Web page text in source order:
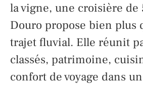
la vigne, une croisière de
Douro propose bien plus
trajet fluvial. Elle réunit
classés, patrimoine,
confort de voyage dans